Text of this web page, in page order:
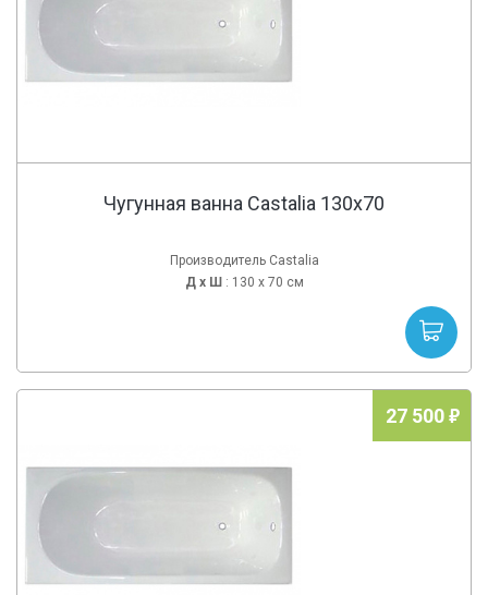
Чугунная ванна Castalia 130x70
Производитель Castalia
Д х Ш : 130 x 70 см
27 500